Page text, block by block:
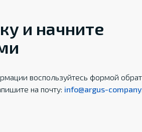
и начните
воспользуйтесь формой
на почту: info@argus-